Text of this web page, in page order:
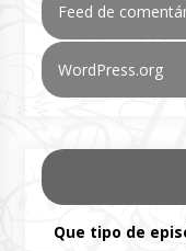
Feed de
WordPress.org
Que tipo de